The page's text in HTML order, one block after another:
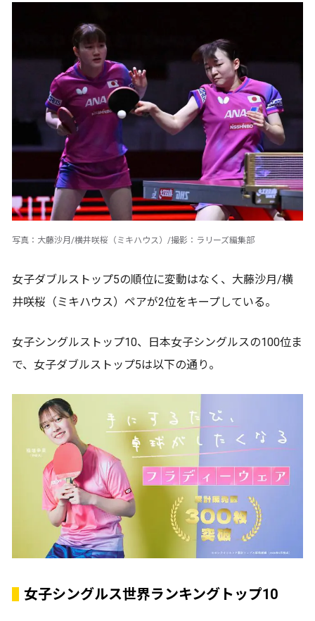
写真：大藤沙月/横井咲桜（ミキハウス）/撮影：ラリーズ編集部
女子ダブルストップ5の順位に変動はなく、大藤沙月/横
井咲桜（ミキハウス）ペアが2位をキープしている。
女子シングルストップ10、日本女子シングルスの100位ま
で、女子ダブルストップ5は以下の通り。
女子シングルス世界ランキングトップ10